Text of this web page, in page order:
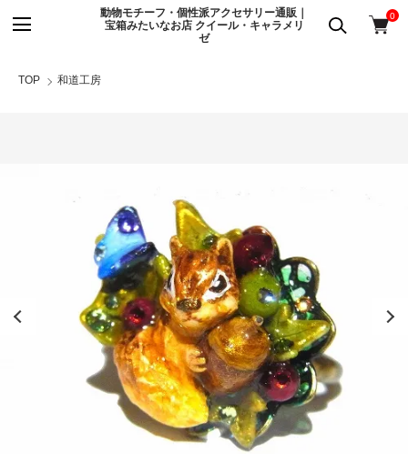
動物モチーフ・個性派アクセサリー通販｜
宝箱みたいなお店 クイール・キャラメリ
ゼ
0
TOP 和道工房